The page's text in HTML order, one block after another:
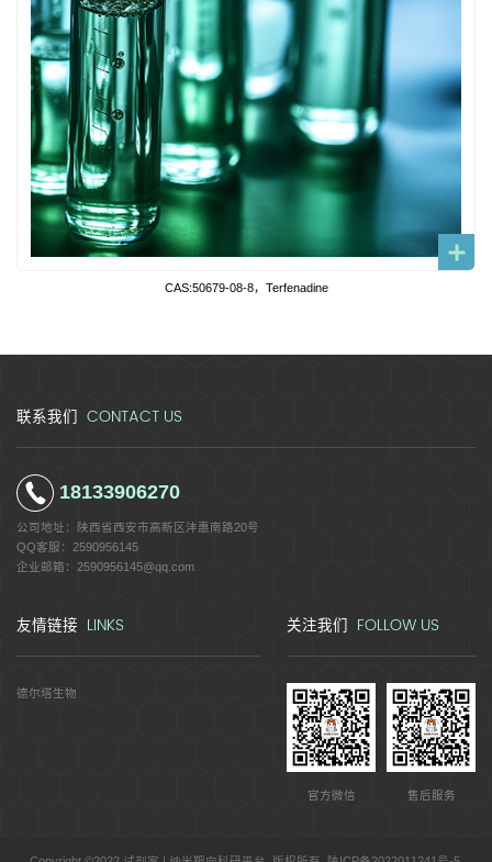
CAS:50679-08-8，Terfenadine
联系我们 CONTACT US
18133906270
公司地址：
陕西省西安市高新区沣惠南路20号
QQ客服： 2590956145
企业邮箱： 2590956145@qq.com
友情链接 LINKS
德尔塔生物
关注我们 FOLLOW US
官方微信 售后服务